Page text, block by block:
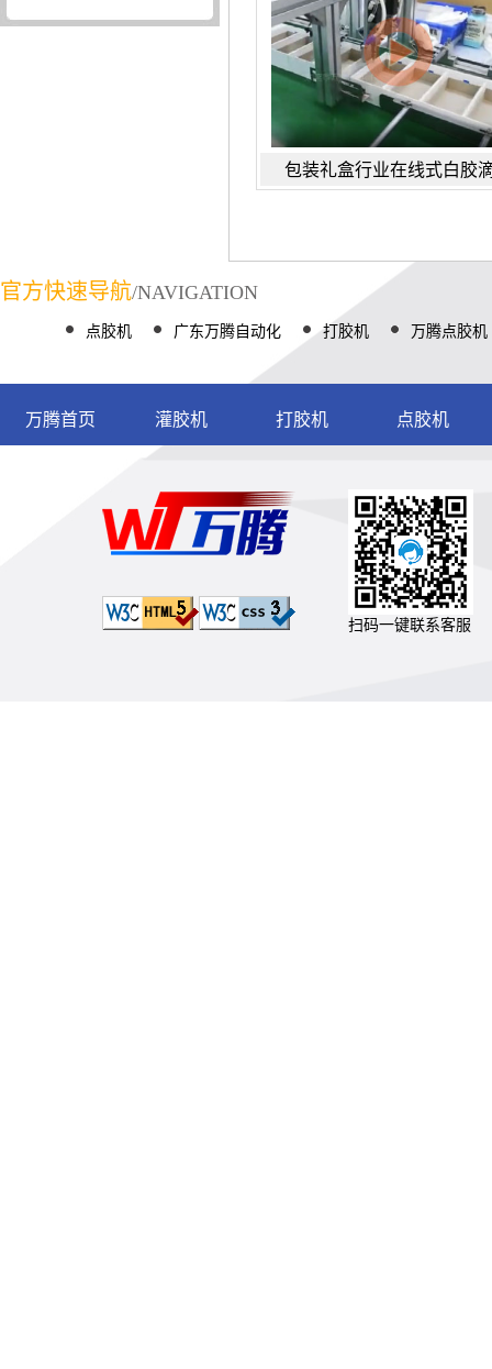
包装礼盒行业在线式白胶
官方快速导航/NAVIGATION
点胶机 广东万腾自动化 打胶机 万腾点胶机
万腾首页 灌胶机 打胶机 点胶机
扫码一键联系客服